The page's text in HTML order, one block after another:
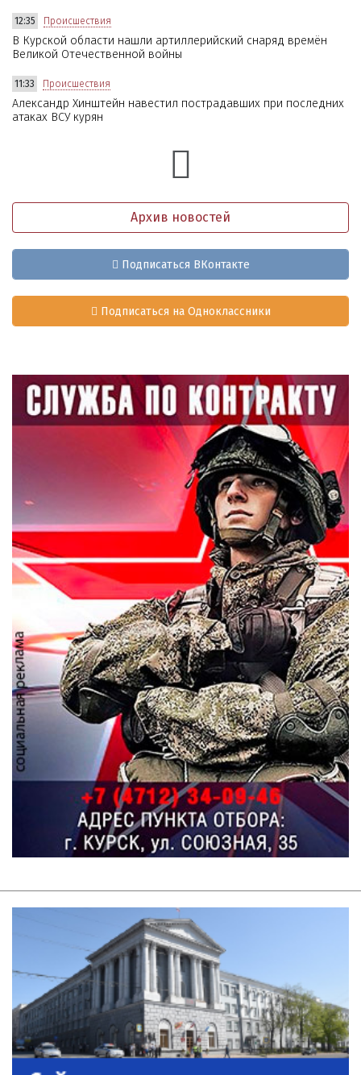
12:35 Происшествия
В Курской области нашли артиллерийский снаряд времён
Великой Отечественной войны
11:33 Происшествия
Александр Хинштейн навестил пострадавших при последних
атаках ВСУ курян
Архив новостей
Подписаться ВКонтакте
Подписаться на Одноклассники